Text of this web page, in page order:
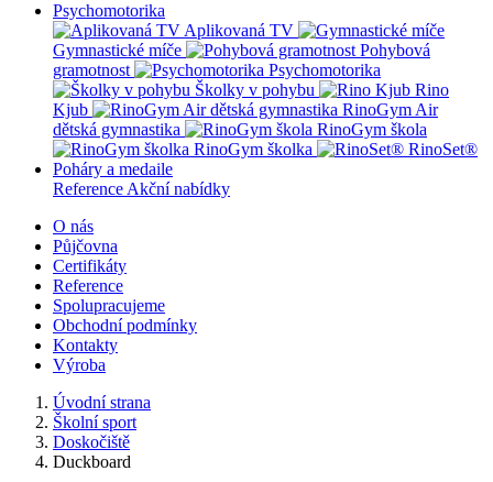
Psychomotorika
Aplikovaná TV
Gymnastické míče
Pohybová
gramotnost
Psychomotorika
Školky v pohybu
Rino
Kjub
RinoGym Air
dětská gymnastika
RinoGym škola
RinoGym školka
RinoSet®
Poháry a medaile
Reference Akční nabídky
O nás
Půjčovna
Certifikáty
Reference
Spolupracujeme
Obchodní podmínky
Kontakty
Výroba
Úvodní strana
Školní sport
Doskočiště
Duckboard